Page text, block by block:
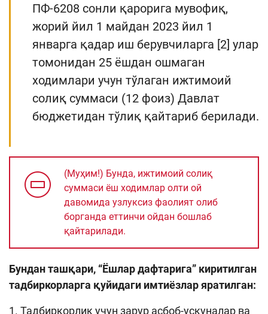
ПФ-6208 сонли қарорига мувофиқ,
жорий йил 1 майдан 2023 йил 1
январга қадар иш берувчиларга [2] улар
томонидан 25 ёшдан ошмаган
ходимлари учун тўлаган ижтимоий
солиқ суммаси (12 фоиз) Давлат
бюджетидан тўлиқ қайтариб берилади.
(Муҳим!) Бунда, ижтимоий солиқ
суммаси ёш ходимлар олти ой
давомида узлуксиз фаолият олиб
борганда еттинчи ойдан бошлаб
қайтарилади.
Бундан ташқари, “Ёшлар дафтарига” киритилган
тадбиркорларга қуйидаги имтиёзлар яратилган:
1. Тадбиркорлик учун зарур асбоб-ускуналар ва